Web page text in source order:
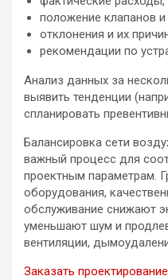
положение клапанов и
отклонения и их
рекомендации по
Анализ данных за
выявить тенденции
спланировать
Балансировка сети
важный процесс для
проектным параметрам.
оборудования,
обслуживание снижают
уменьшают шум и
вентиляции,
Заказать